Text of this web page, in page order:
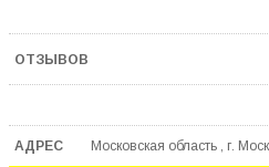
Московская область , г.